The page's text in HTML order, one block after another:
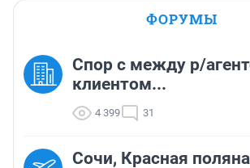
ФОРУМЫ
Спор с между р/
клиентом...
4 399 31
Сочи, Красная